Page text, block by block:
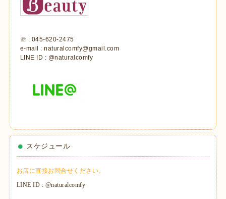
☏ : 045-620-2475
e-mail : naturalcomfy@gmail.com
LINE ID : @naturalcomfy
スケジュール
お店に直接お問合せください。
LINE ID : @naturalcomfy